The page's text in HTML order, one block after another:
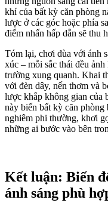
khí của bất kỳ căn phòng
lược ở các góc hoặc phía
điểm nhấn hấp dẫn sẽ thu
Tóm lại, chơi đùa với ánh
xúc – mỗi sắc thái đều
trường xung quanh. Khai
với đèn dây, nến thơm và
lược khắp không gian của
này biến bất kỳ căn
nghiêm phi thường, khơi
những ai bước vào bên
Kết luận: Biến
ánh sáng phù